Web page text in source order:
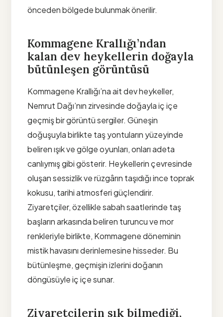
önceden bölgede bulunmak önerilir.
Kommagene Krallığı’ndan
kalan dev heykellerin doğayla
bütünleşen görüntüsü
Kommagene Krallığı’na ait dev heykeller,
Nemrut Dağı’nın zirvesinde doğayla iç içe
geçmiş bir görüntü sergiler. Güneşin
doğuşuyla birlikte taş yontuların yüzeyinde
beliren ışık ve gölge oyunları, onları adeta
canlıymış gibi gösterir. Heykellerin çevresinde
oluşan sessizlik ve rüzgârın taşıdığı ince toprak
kokusu, tarihi atmosferi güçlendirir.
Ziyaretçiler, özellikle sabah saatlerinde taş
başların arkasında beliren turuncu ve mor
renkleriyle birlikte, Kommagene döneminin
mistik havasını derinlemesine hisseder. Bu
bütünleşme, geçmişin izlerini doğanın
döngüsüyle iç içe sunar.
Ziyaretçilerin sık bilmediği,